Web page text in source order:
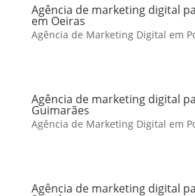
Agência de marketing digital
em Oeiras
Agência de Marketing Digital em
Agência de marketing digital
Guimarães
Agência de Marketing Digital em
Agência de marketing digital